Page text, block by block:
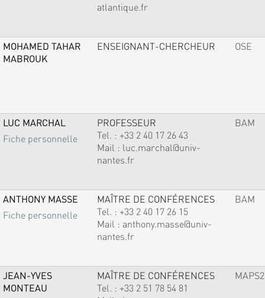
atlantique.fr
MOHAMED TAHAR
MABROUK
ENSEIGNANT-CHERCHEUR OSE
LUC MARCHAL
Fiche personnelle
PROFESSEUR
Tel. : +33 2 40 17 26 43
Mail : luc.marchal@univ-
nantes.fr
BAM
ANTHONY MASSE
Fiche personnelle
MAÎTRE DE CONFÉRENCES
Tel. : +33 2 40 17 26 15
Mail : anthony.masse@univ-
nantes.fr
BAM
JEAN-YVES
MONTEAU
MAÎTRE DE CONFÉRENCES
Tel. : +33 2 51 78 54 81
MAPS2